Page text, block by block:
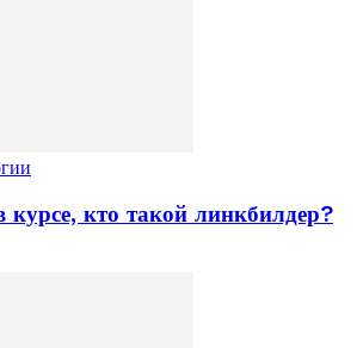
кто такой линкбилдер?